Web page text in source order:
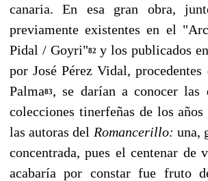
canaria. En esa gran obra,
previamente existentes en el
Pidal / Goyri"82 y los publicados
por José Pérez Vidal,
Palma83, se darían a cono­cer las
colecciones tinerfeñas de los
las autoras del Ro­mancerillo: una,
concentrada, pues el centenar de
acabaría por constar fue fruto